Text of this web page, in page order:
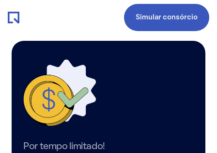
Simular consórcio
Por tempo limitado!